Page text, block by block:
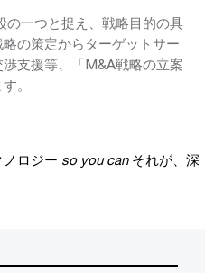
の一つと捉え、戦略目的の具
の策定からターゲットサー
支援等、「M&A戦略の立案
。
ロジー so you can それが、深